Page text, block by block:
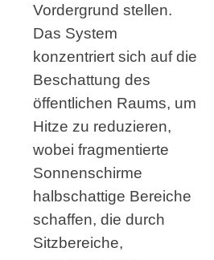
Vordergrund stellen.
Das System
konzentriert sich auf die
Beschattung des
öffentlichen Raums, um
Hitze zu reduzieren,
wobei fragmentierte
Sonnenschirme
halbschattige Bereiche
schaffen, die durch
Sitzbereiche,